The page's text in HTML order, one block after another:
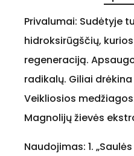
Privalumai: Sudėtyje
hidroksirūgščių,
regeneraciją.
radikalų. Giliai
Veikliosios
Magnolijų žievės
Naudojimas: 1.